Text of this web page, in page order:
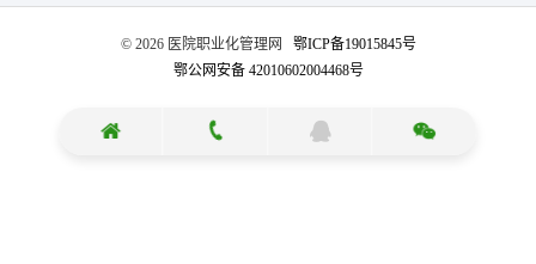
©️ 2026 医院职业化管理网 鄂ICP备19015845号
鄂公网安备 42010602004468号